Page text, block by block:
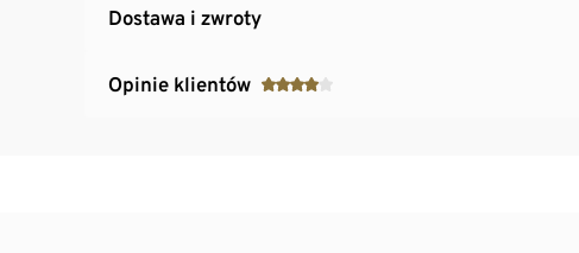
Dostawa i zwroty
Opinie klientów